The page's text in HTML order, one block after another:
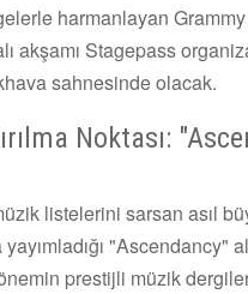
harmanlayan Grammy
akşamı Stagepass
sahnesinde olacak.
Noktası:
listelerini sarsan asıl
yayımladığı "Ascendancy"
prestijli müzik